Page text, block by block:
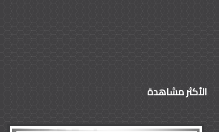
الأكثر مشاهدة